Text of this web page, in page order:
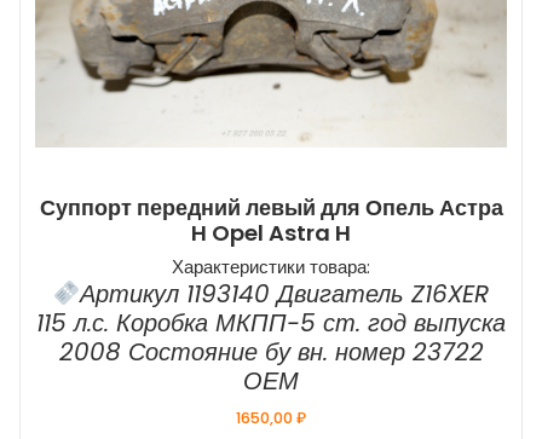
Суппорт передний левый для Опель Астра
H Opel Astra H
Характеристики товара:
Артикул 1193140 Двигатель Z16XER
115 л.с. Коробка МКПП-5 ст. год выпуска
2008 Состояние бу вн. номер 23722
ОЕМ
1650,00₽